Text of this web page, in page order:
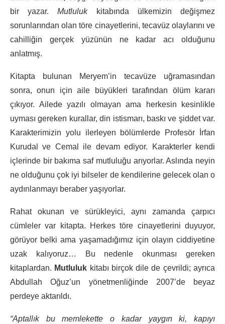
bir yazar.Mutlulukkitabında ülkemizin değişmez
sorunlarından olan töre cinayetlerini, tecavüz olaylarını ve
cahilliğin gerçek yüzünün ne kadar acı olduğunu
anlatmış.
Kitapta bulunan Meryem’in tecavüze uğramasından
sonra, onun için aile büyükleri tarafından ölüm kararı
çıkıyor. Ailede yazılı olmayan ama herkesin kesinlikle
uyması gereken kurallar, din istismarı, baskı ve şiddet var.
Karakterimizin yolu ilerleyen bölümlerde Profesör İrfan
Kurudal ve Cemal ile devam ediyor. Karakterler kendi
içlerinde bir bakıma saf mutluluğu arıyorlar. Aslında neyin
ne olduğunu çok iyi bilseler de kendilerine gelecek olan o
aydınlanmayı beraber yaşıyorlar.
Rahat okunan ve sürükleyici, aynı zamanda çarpıcı
cümleler var kitapta. Herkes töre cinayetlerini duyuyor,
görüyor belki ama yaşamadığımız için olayın ciddiyetine
uzak kalıyoruz… Bu nedenle okunması gereken
kitaplardan. Mutluluk kitabı birçok dile de çevrildi; ayrıca
Abdullah Oğuz’un yönetmenliğinde 2007’de beyaz
perdeye aktarıldı.
“Aptallık bu memlekette o kadar yaygın ki, kapıyı